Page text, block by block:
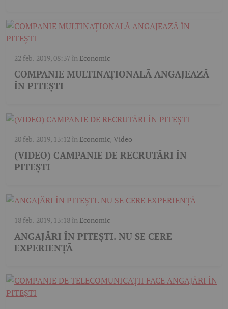
22 feb. 2019, 08:37în Economic
COMPANIE MULTINAȚIONALĂ ANGAJEAZĂ
ÎN PITEȘTI
20 feb. 2019, 13:12 în Economic,Video
(VIDEO) CAMPANIE DE RECRUTĂRI ÎN
PITEȘTI
18 feb. 2019, 13:18în Economic
ANGAJĂRI ÎN PITEȘTI. NU SE CERE
EXPERIENȚĂ